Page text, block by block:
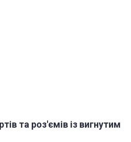
та роз'ємів із вигнутим